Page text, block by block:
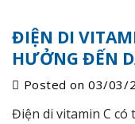
ĐIỆN DI
HƯỞNG ĐẾN
Posted on03/03/
Điện di vitamin C có